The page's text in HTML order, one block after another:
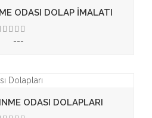
ODASI DOLAP İMALATI
3.50
---
ODASI DOLAPLARI